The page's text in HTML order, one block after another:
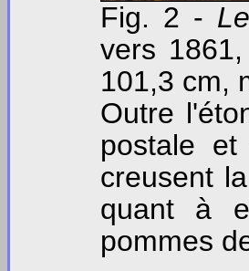
Fig. 2 -
vers
101,3 cm,
Outre
postale
creusent
quant à
pommes